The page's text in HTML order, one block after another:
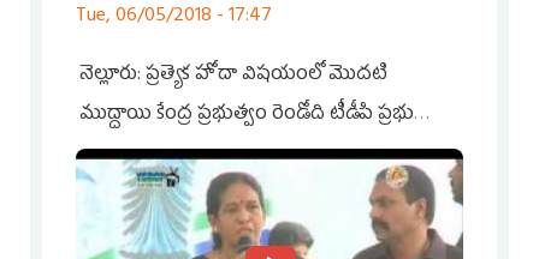
Tue, 06/05/2018 - 17:47
నెల్లూరు: ప్రత్యెక హోదా విషయంలో మొదటి
ముద్దాయి కేంద్ర ప్రభుత్వం రెండోది టీడీపి ప్రభుత్వం :
ఎంపీ అవినాష్ రెడ్డి